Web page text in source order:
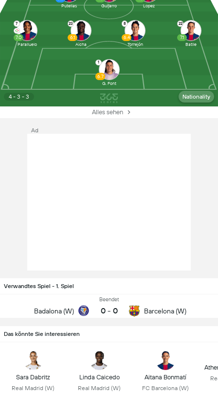
Verwandtes Spiel - 1. Spiel
Badalona (W)
Beendet
0 - 0 Barcelona (W)
4 - 3 - 3 Nationality
1
6.7
G. Font
7
7.0
Paralluelo
23
6.1
Aicha
8
6.4
Torrejón
22
7.1
Batlle
Putellas Guijarro Lopez
Alles sehen
Ad
Das könnte Sie interessieren
Sara Dabritz
Real Madrid (W)
Linda Caicedo
Real Madrid (W)
Aitana Bonmatí
FC Barcelona (W)